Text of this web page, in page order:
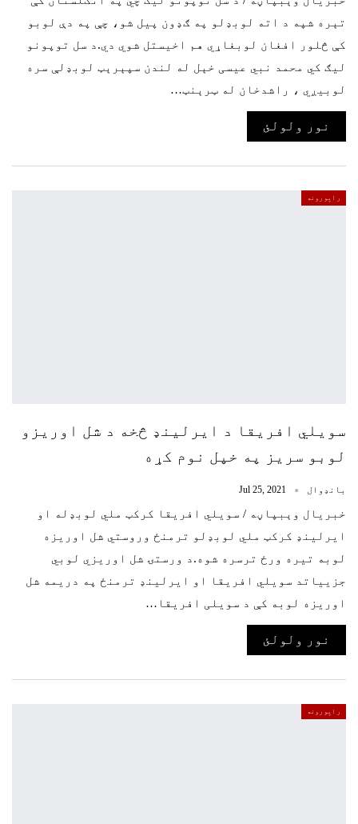
تېره شپه د اته لوبډلو په ګډون پیل شو، چې په دې لوبو
کې څلور افغان لوبغاړي هم اخیستل شوي دي.د سل توپونو
لیګ کي محمد نبي عیسی خېل له لندن سپېرېټ لوبډلې سره
لوبیږي ، راشدخان له ټرېنټ…
نور ولولئ
راپورونه
سویلي افریقا د ایرلینډ څخه د شل اوریزو
لوبو سریز په خپل نوم کړه
بانډوال Jul 25, 2021
خبریال وېبپاڼه / سویلي افریقا کرکټ ملي لوبډله او
ایرلینډ کرکټ ملي لوبډلو ترمنځ وروستي شل اوریزه
لوبه تیره ورځ ترسره شوه.د ورستۍ شل اوریزي لوبي
جزییاتد سویلي افریقا او ایرلینډ ترمنځ په دریمه شل
اوریزه لوبه کې د سویلی افریقا…
نور ولولئ
راپورونه